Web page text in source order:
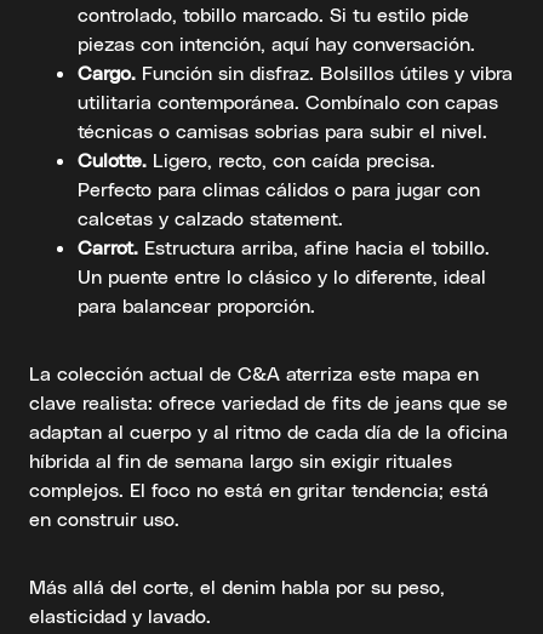
controlado, tobillo marcado. Si tu estilo pide
piezas con intención, aquí hay conversación.
Cargo. Función sin disfraz. Bolsillos útiles y vibra
utilitaria contemporánea. Combínalo con capas
técnicas o camisas sobrias para subir el nivel.
Culotte. Ligero, recto, con caída precisa.
Perfecto para climas cálidos o para jugar con
calcetas y calzado statement.
Carrot. Estructura arriba, afine hacia el tobillo.
Un puente entre lo clásico y lo diferente, ideal
para balancear proporción.
La colección actual de C&A aterriza este mapa en
clave realista: ofrece variedad de fits de jeans que se
adaptan al cuerpo y al ritmo de cada día de la oficina
híbrida al fin de semana largo sin exigir rituales
complejos. El foco no está en gritar tendencia; está
en construir uso.
Más allá del corte, el denim habla por su peso,
elasticidad y lavado.